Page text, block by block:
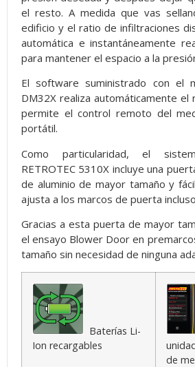
el resto. A medida que vas
edificio y el ratio de infiltraciones
automática e instantáneamente
para mantener el espacio a la
El software suministrado con el
DM32X realiza automáticamente
permite el control remoto del
portátil.
Como particularidad, el
RETROTEC 5310X incluye una
de aluminio de mayor tamaño y
ajusta a los marcos de puerta
Gracias a esta puerta de mayor
el ensayo Blower Door en
tamaño sin necesidad de ninguna
Baterías Li-
Ion recargables
de